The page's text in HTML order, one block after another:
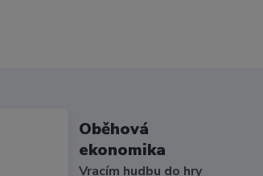
Oběhová
ekonomika
Vracím hudbu do hry